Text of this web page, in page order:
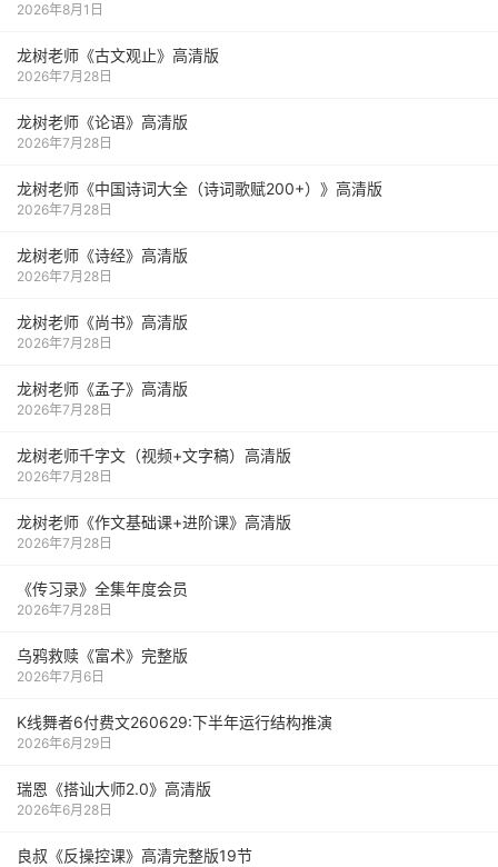
2026年8月1日
龙树老师《古文观止》高清版
2026年7月28日
龙树老师《论语》高清版
2026年7月28日
龙树老师《中国诗词大全（诗词歌赋200+）》高清版
2026年7月28日
龙树老师《诗经》高清版
2026年7月28日
龙树老师《尚书》高清版
2026年7月28日
龙树老师《孟子》高清版
2026年7月28日
龙树老师千字文（视频+文字稿）高清版
2026年7月28日
龙树老师《作文基础课+进阶课》高清版
2026年7月28日
《传习录》全集年度会员
2026年7月28日
乌鸦救赎《富术》完整版
2026年7月6日
K线舞者6付费文260629:下半年运行结构推演
2026年6月29日
瑞恩《搭讪大师2.0》高清版
2026年6月28日
良叔《反操控课》高清完整版19节